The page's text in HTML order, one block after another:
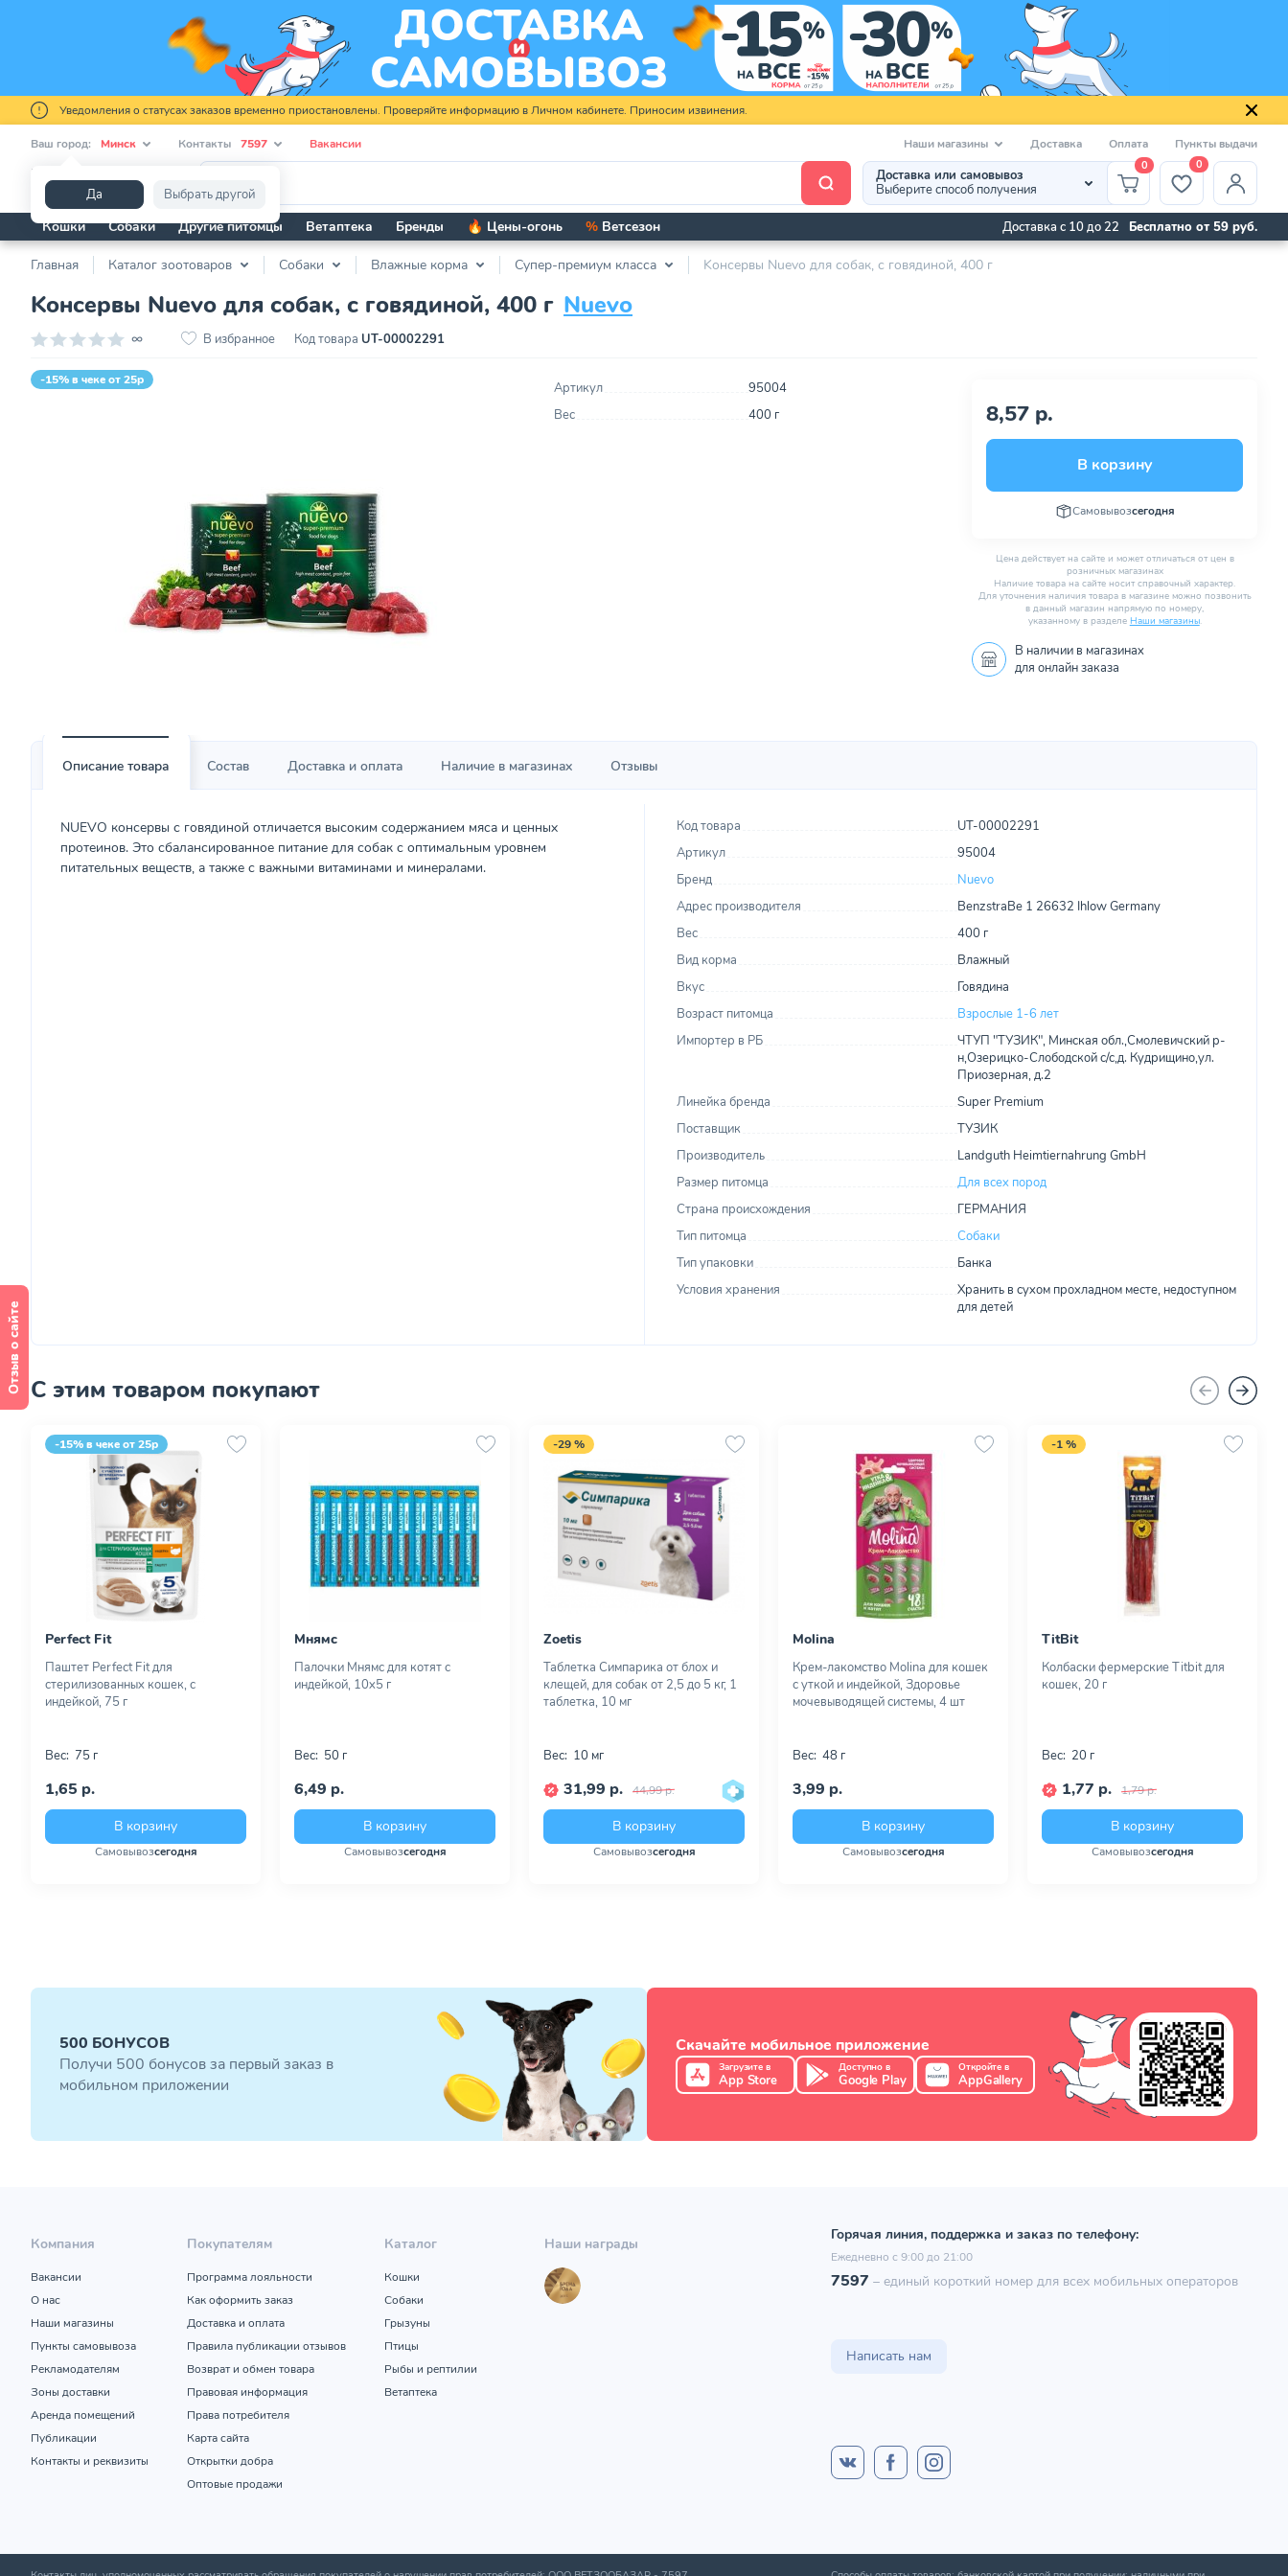
Уведомления о статусах заказов временно приостановлены. Проверяйте информацию в Личном кабинете. Приносим извинения.
Ваш город: Минск
Да Выбрать другой
Контакты 7597 Вакансии Наши магазины Доставка Оплата Пункты выдачи
Доставка или самовывоз
Выберите способ получения
0 0
Кошки Собаки Другие питомцы Ветаптека Бренды 🔥 Цены-огонь % Ветсезон Доставка с 10 до 22 Бесплатно от 59 руб.
Главная Каталог зоотоваров Собаки Влажные корма Супер-премиум класса Kонсервы Nuevo для собак, с говядиной, 400 г
Kонсервы Nuevo для собак, с говядиной, 400 г Nuevo
∞ В избранное Код товара UT-00002291
-15% в чеке от 25р Артикул
95004
Вес
400 г 8,57 р.
В корзину
Самовывозсегодня
Цена действует на сайте и может отличаться от цен в
розничных магазинах
Наличие товара на сайте носит справочный характер.
Для уточнения наличия товара в магазине можно позвонить
в данный магазин напрямую по номеру,
указанному в разделе Наши магазины.
В наличии в магазинах
для онлайн заказа
Описание товара Состав Доставка и оплата Наличие в магазинах Отзывы
NUEVO консервы с говядиной отличается высоким содержанием мяса и ценных
протеинов. Это сбалансированное питание для собак с оптимальным уровнем
питательных веществ, а также с важными витаминами и минералами.
Код товара
UT-00002291
Артикул
95004
Бренд
Nuevo
Адрес производителя
BenzstraBe 1 26632 Ihlow Germany
Вес
400 г
Вид корма
Влажный
Вкус
Говядина
Возраст питомца
Взрослые 1-6 лет
Импортер в РБ
ЧТУП "ТУЗИК", Минская обл.,Смолевичский р-
н,Озерицко-Слободской с/с,д. Кудрищино,ул.
Приозерная, д.2
Линейка бренда
Super Premium
Поставщик
ТУЗИК
Производитель
Landguth Heimtiernahrung GmbH
Размер питомца
Для всех пород
Страна происхождения
ГЕРМАНИЯ
Тип питомца
Собаки
Тип упаковки
Банка
Условия хранения
Хранить в сухом прохладном месте, недоступном
для детей
С этим товаром покупают
-15% в чеке от 25р
Perfect Fit
Паштет Perfect Fit для
стерилизованных кошек, с
индейкой, 75 г
Вес: 75 г
1,65 р.
В корзину
Самовывозсегодня
Мнямс
Палочки Мнямс для котят с
индейкой, 10х5 г
Вес: 50 г
6,49 р.
В корзину
Самовывозсегодня
-29 %
Zoetis
Таблетка Симпарика от блох и
клещей, для собак от 2,5 до 5 кг, 1
таблетка, 10 мг
Вес: 10 мг
31,99 р. 44,99 р.
В корзину
Самовывозсегодня
Molina
Крем-лакомство Molina для кошек
с уткой и индейкой, Здоровье
мочевыводящей системы, 4 шт
Вес: 48 г
3,99 р.
В корзину
Самовывозсегодня
-1 %
TitBit
Колбаски фермерские Titbit для
кошек, 20 г
Вес: 20 г
1,77 р. 1,79 р.
В корзину
Самовывозсегодня
500 БОНУСОВ
Получи 500 бонусов за первый заказ в
мобильном приложении
Скачайте мобильное приложение
Загрузите в
App Store
Доступно в
Google Play
Откройте в
AppGallery
Горячая линия, поддержка и заказ по телефону:
Ежедневно с 9:00 до 21:00
7597 – единый короткий номер для всех мобильных операторов
Написать нам
Компания
Вакансии
О нас
Наши магазины
Пункты самовывоза
Рекламодателям
Зоны доставки
Аренда помещений
Публикации
Контакты и реквизиты
Покупателям
Программа лояльности
Как оформить заказ
Доставка и оплата
Правила публикации отзывов
Возврат и обмен товара
Правовая информация
Права потребителя
Карта сайта
Открытки добра
Оптовые продажи
Каталог
Кошки
Собаки
Грызуны
Птицы
Рыбы и рептилии
Ветаптека
Наши награды
Отзыв о сайте